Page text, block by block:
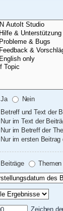
Ja
Nein
Betreff und Text der
Nur im Text der
Nur im Betreff der
Nur im ersten Beitrag
Beiträge
Themen
Zeichen